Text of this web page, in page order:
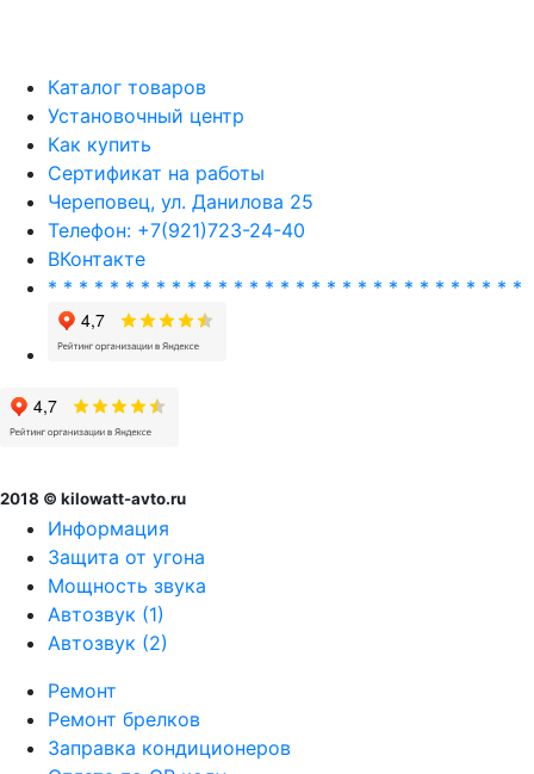
Каталог товаров
Установочный центр
Как купить
Сертификат на работы
Череповец, ул. Данилова 25
Телефон: +7(921)723-24-40
ВКонтакте
* * * * * * * * * * * * * * * * * * * * * * * * * * * * * * *
2018 © kilowatt-avto.ru
Информация
Защита от угона
Мощность звука
Автозвук (1)
Автозвук (2)
Ремонт
Ремонт брелков
Заправка кондиционеров